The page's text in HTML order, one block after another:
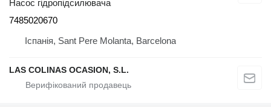
Насос гідропідсилювача
7485020670
Іспанія, Sant Pere Molanta, Barcelona
LAS COLINAS OCASION, S.L.